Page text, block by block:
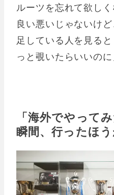
ルーツを忘れて欲しく
良い悪いじゃないけ
足している人を見る
っと覗いたらいいのに
「海外でやって
瞬間、行ったほ